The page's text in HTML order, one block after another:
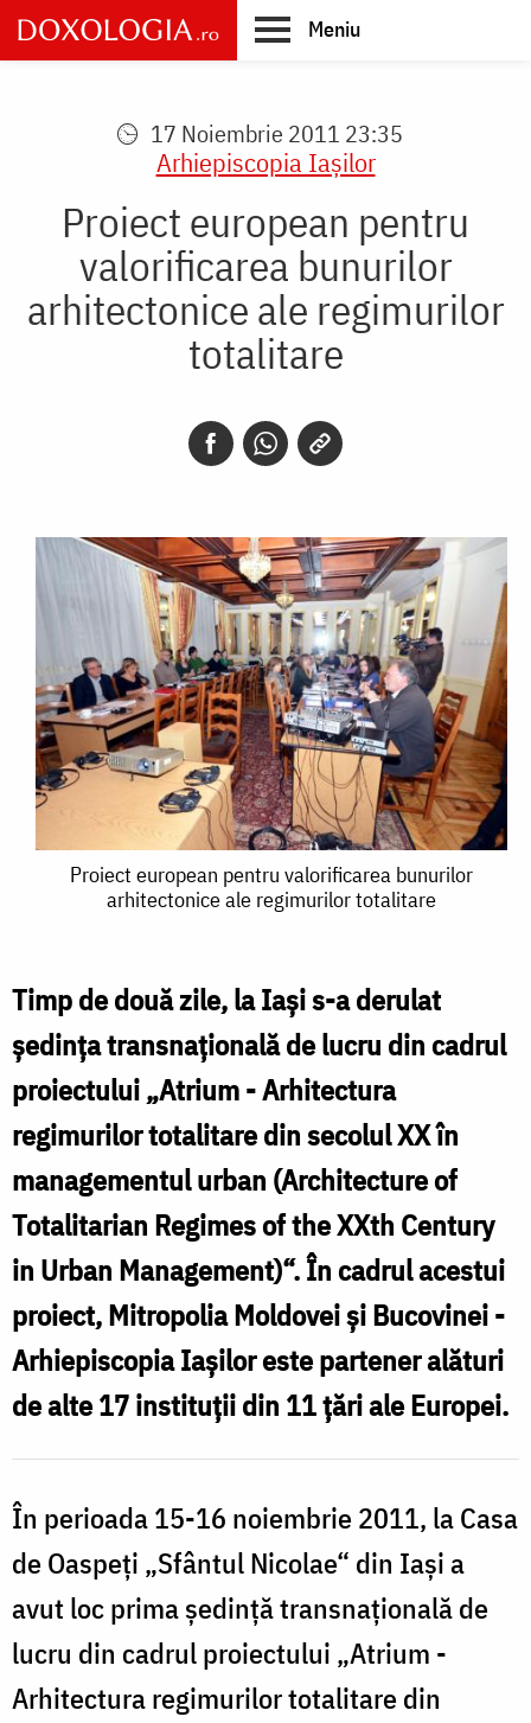
Skip
to
main
Meniu
17 Noiembrie 2011 23:35
Arhiepiscopia Iaşilor
Proiect european pentru
valorificarea bunurilor
arhitectonice ale regimurilor
totalitare
Proiect
european
valorificarea
bunurilor
arhitectonice
ale
regimurilor
totalitare
Proiect european pentru valorificarea bunurilor
arhitectonice ale regimurilor totalitare
Timp de două zile, la Iaşi s-a derulat
şedinţa transnaţională de lucru din cadrul
proiectului „Atrium - Arhitectura
regimurilor totalitare din secolul XX în
managementul urban (Architecture of
Totalitarian Regimes of the XXth Century
in Urban Management)“. În cadrul acestui
proiect, Mitropolia Moldovei şi Bucovinei -
Arhiepiscopia Iaşilor este partener alături
de alte 17 instituţii din 11 ţări ale Europei.
În perioada 15-16 noiembrie 2011, la Casa
de Oaspeţi „Sfântul Nicolae“ din Iaşi a
avut loc prima şedinţă transnaţională de
lucru din cadrul proiectului „Atrium -
Arhitectura regimurilor totalitare din